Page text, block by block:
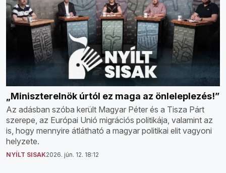
„Miniszterelnök úrtól ez maga az önleleplezés!”
Az adásban szóba került Magyar Péter és a Tisza Párt
szerepe, az Európai Unió migrációs politikája, valamint az
is, hogy mennyire átlátható a magyar politikai elit vagyoni
helyzete.
NYÍLT SISAK2026. jún. 12. 18:12